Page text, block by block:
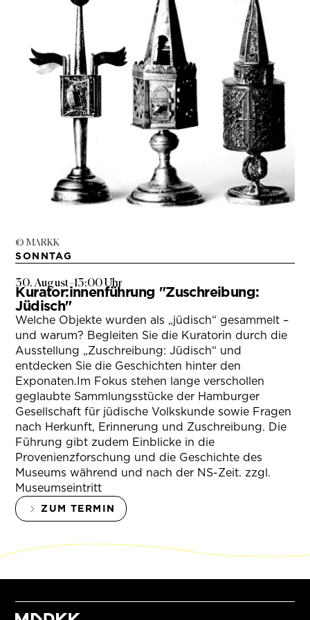
© MARKK
SONNTAG
30. August–13:00 Uhr
Kurator:innenführung "Zuschreibung:
Jüdisch"
Welche Objekte wurden als „jüdisch“ gesammelt –
und warum? Begleiten Sie die Kuratorin durch die
Ausstellung „Zuschreibung: Jüdisch“ und
entdecken Sie die Geschichten hinter den
Exponaten.Im Fokus stehen lange verschollen
geglaubte Sammlungsstücke der Hamburger
Gesellschaft für jüdische Volkskunde sowie Fragen
nach Herkunft, Erinnerung und Zuschreibung. Die
Führung gibt zudem Einblicke in die
Provenienzforschung und die Geschichte des
Museums während und nach der NS-Zeit. zzgl.
Museumseintritt
ZUM TERMIN